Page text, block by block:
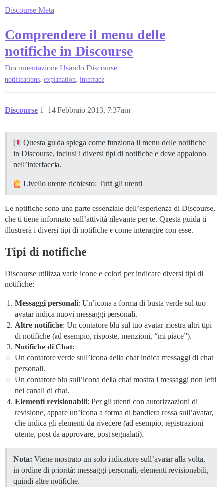
Discourse Meta
Comprendere il menu delle
notifiche in Discourse
Documentazione Usando Discourse
notifications, explanation, interface
Discourse 14 Febbraio 2013, 7:37am
1
Questa guida spiega come funziona il menu delle notifiche
in Discourse, inclusi i diversi tipi di notifiche e dove appaiono
nell’interfaccia.
Livello utente richiesto: Tutti gli utenti
Le notifiche sono una parte essenziale dell’esperienza di Discourse,
che ti tiene informato sull’attività rilevante per te. Questa guida ti
illustrerà i diversi tipi di notifiche e come interagire con esse.
Tipi di notifiche
Discourse utilizza varie icone e colori per indicare diversi tipi di
notifiche:
Messaggi personali: Un’icona a forma di busta verde sul tuo
avatar indica nuovi messaggi personali.
Altre notifiche: Un contatore blu sul tuo avatar mostra altri tipi
di notifiche (ad esempio, risposte, menzioni, “mi piace”).
Notifiche di Chat:
Un contatore verde sull’icona della chat indica messaggi di chat
personali.
Un contatore blu sull’icona della chat mostra i messaggi non letti
nei canali di chat.
Elementi revisionabili: Per gli utenti con autorizzazioni di
revisione, appare un’icona a forma di bandiera rossa sull’avatar,
che indica gli elementi da rivedere (ad esempio, registrazioni
utente, post da approvare, post segnalati).
Nota: Viene mostrato un solo indicatore sull’avatar alla volta,
in ordine di priorità: messaggi personali, elementi revisionabili,
quindi altre notifiche.